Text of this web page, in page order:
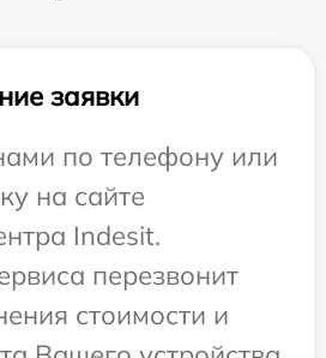
заявки
по телефону или
на сайте
Indesit.
перезвонит
стоимости и